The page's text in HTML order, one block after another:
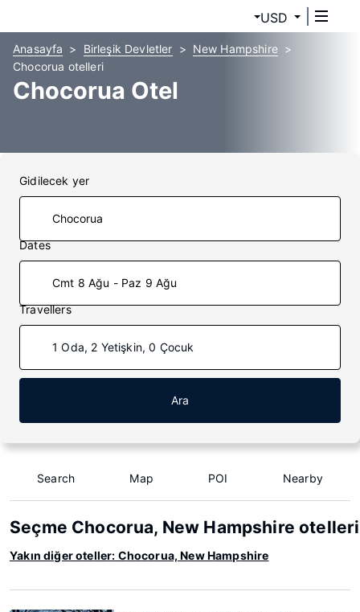
USD
Anasayfa Birleşik Devletler
New Hampshire
Chocorua otelleri
Chocorua Otel
Gidilecek yer
Dates
Cmt 8 Ağu - Paz 9 Ağu
Travellers
1 Oda, 2 Yetişkin, 0 Çocuk
Ara
Search Map POI Nearby
Seçme Chocorua, New Hampshire otelleri
Yakın diğer oteller: Chocorua, New Hampshire